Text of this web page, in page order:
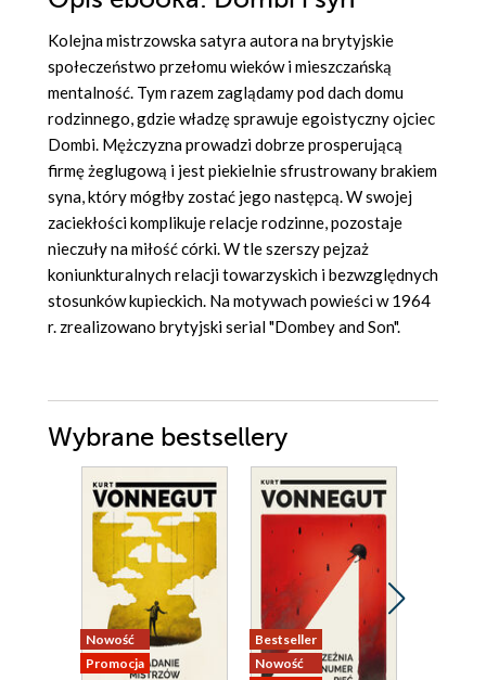
Kolejna mistrzowska satyra autora na brytyjskie
społeczeństwo przełomu wieków i mieszczańską
mentalność. Tym razem zaglądamy pod dach domu
rodzinnego, gdzie władzę sprawuje egoistyczny ojciec
Dombi. Mężczyzna prowadzi dobrze prosperującą
firmę żeglugową i jest piekielnie sfrustrowany brakiem
syna, który mógłby zostać jego następcą. W swojej
zaciekłości komplikuje relacje rodzinne, pozostaje
nieczuły na miłość córki. W tle szerszy pejzaż
koniunkturalnych relacji towarzyskich i bezwzględnych
stosunków kupieckich. Na motywach powieści w 1964
r. zrealizowano brytyjski serial "Dombey and Son".
Wybrane bestsellery
Nowość
Promocja
Bestseller
Nowość